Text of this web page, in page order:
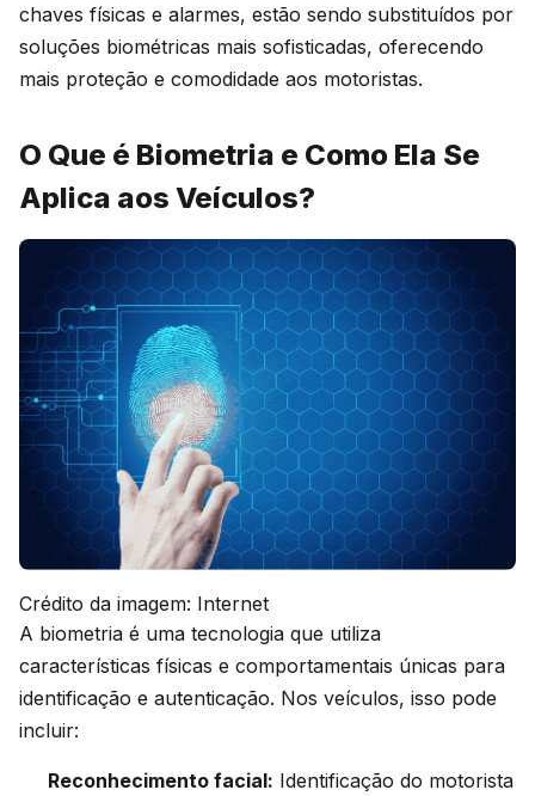
chaves físicas e alarmes, estão sendo substituídos por
soluções biométricas mais sofisticadas, oferecendo
mais proteção e comodidade aos motoristas.
O Que é Biometria e Como Ela Se
Aplica aos Veículos?
Crédito da imagem: Internet
A biometria é uma tecnologia que utiliza
características físicas e comportamentais únicas para
identificação e autenticação. Nos veículos, isso pode
incluir:
Reconhecimento facial: Identificação do motorista